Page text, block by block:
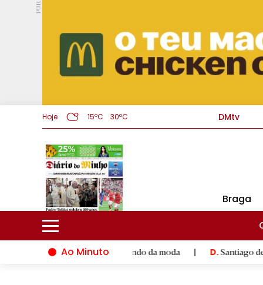
PUB.
Hoje 15ºC 30ºC DMtv
Braga
Ao Minuto
à inovação do mundo da moda | D.Santiago de Compostela